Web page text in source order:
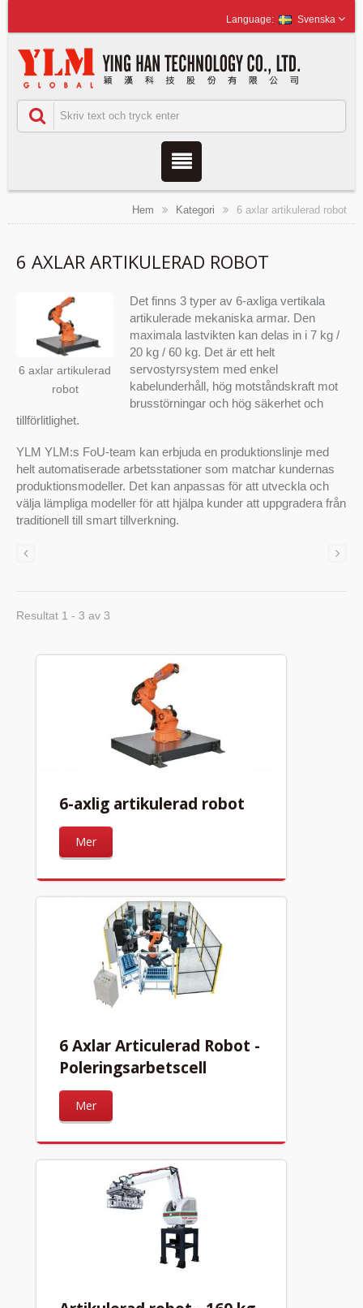
Svenska
Hem Kategori 6 axlar artikulerad robot
6 AXLAR ARTIKULERAD ROBOT
6 axlar artikulerad
robot
Det finns 3 typer av 6-axliga vertikala
artikulerade mekaniska armar. Den
maximala lastvikten kan delas in i 7 kg /
20 kg / 60 kg. Det är ett helt
servostyrsystem med enkel
kabelunderhåll, hög motståndskraft mot
brusstörningar och hög säkerhet och
tillförlitlighet.
YLM YLM:s FoU-team kan erbjuda en produktionslinje med
helt automatiserade arbetsstationer som matchar kundernas
produktionsmodeller. Det kan anpassas för att utveckla och
välja lämpliga modeller för att hjälpa kunder att uppgradera från
traditionell till smart tillverkning.
Resultat 1 - 3 av 3
6-axlig artikulerad robot
Mer
6 Axlar Articulerad Robot -
Poleringsarbetscell
Mer